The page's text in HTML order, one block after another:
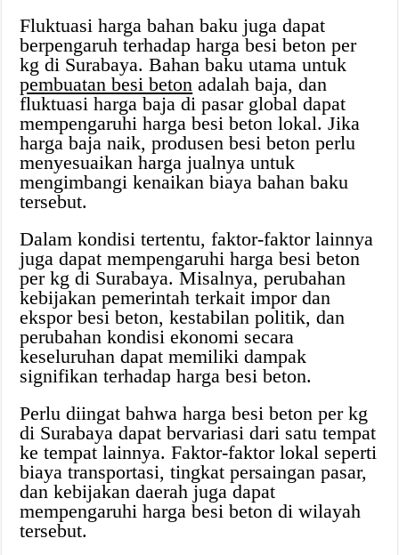
Fluktuasi harga bahan baku juga dapat
berpengaruh terhadap harga besi beton per
kg di Surabaya. Bahan baku utama untuk
pembuatan besi beton adalah baja, dan
fluktuasi harga baja di pasar global dapat
mempengaruhi harga besi beton lokal. Jika
harga baja naik, produsen besi beton perlu
menyesuaikan harga jualnya untuk
mengimbangi kenaikan biaya bahan baku
tersebut.
Dalam kondisi tertentu, faktor-faktor lainnya
juga dapat mempengaruhi harga besi beton
per kg di Surabaya. Misalnya, perubahan
kebijakan pemerintah terkait impor dan
ekspor besi beton, kestabilan politik, dan
perubahan kondisi ekonomi secara
keseluruhan dapat memiliki dampak
signifikan terhadap harga besi beton.
Perlu diingat bahwa harga besi beton per kg
di Surabaya dapat bervariasi dari satu tempat
ke tempat lainnya. Faktor-faktor lokal seperti
biaya transportasi, tingkat persaingan pasar,
dan kebijakan daerah juga dapat
mempengaruhi harga besi beton di wilayah
tersebut.